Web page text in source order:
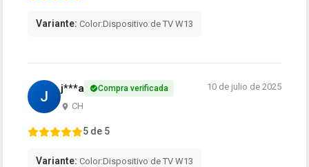
Variante: Color:Dispositivo de TV W13
J j***a Compra verificada
CH
10 de julio de 2025
5 de 5
Variante: Color:Dispositivo de TV W13